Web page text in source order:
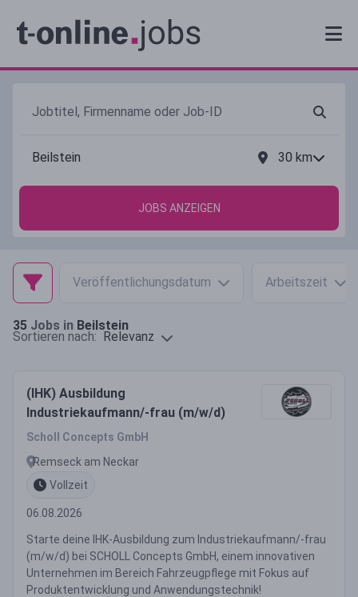
30 km
JOBS ANZEIGEN
Veröffentlichungsdatum Arbeitszeit
35 Jobs in Beilstein
Sortieren nach: Relevanz
(IHK) Ausbildung
Industriekaufmann/-frau (m/w/d)
Scholl Concepts GmbH
Remseck am Neckar
Vollzeit
06.08.2026
Starte deine IHK-Ausbildung zum Industriekaufmann/-frau
(m/w/d) bei SCHOLL Concepts GmbH, einem innovativen
Unternehmen im Bereich Fahrzeugpflege mit Fokus auf
Produktentwicklung und Anwendungstechnik!